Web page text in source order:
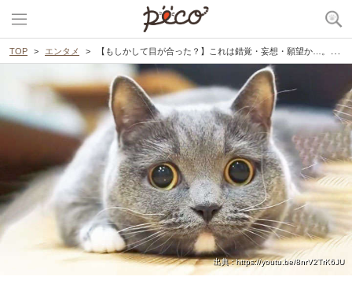
TOP エンタメ 【もしかして目が合った？】これは錯覚・妄想・願望か…。ニャンコの大きな瞳に吸い込まれてく〜♪
出典 : https://youtu.be/8nrV2TrK6JU